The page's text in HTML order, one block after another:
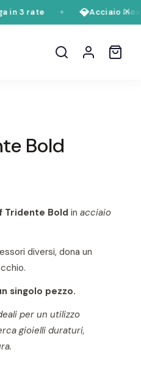
3 rate ✦ 💎 Acciaio Inox
Bold
Tridente Bold in acciaio
diversi, dona un
singolo pezzo.
per un utilizzo
gioielli duraturi,